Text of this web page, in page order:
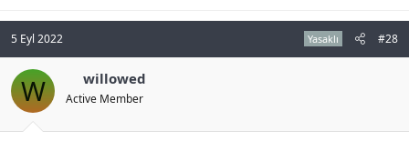
5 Eyl 2022 Yasaklı #28
W willowed
Active Member